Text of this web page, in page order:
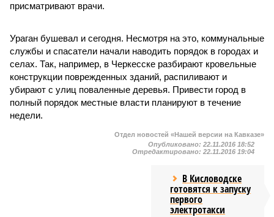
присматривают врачи.
Ураган бушевал и сегодня. Несмотря на это, коммунальные
службы и спасатели начали наводить порядок в городах и
селах. Так, например, в Черкесске разбирают кровельные
конструкции поврежденных зданий, распиливают и
убирают с улиц поваленные деревья. Привести город в
полный порядок местные власти планируют в течение
недели.
Отдел новостей «Нашей версии на Кавказе»
Опубликовано: 22.11.2016 18:52
Отредактировано: 22.11.2016 19:04
В Кисловодске
готовятся к запуску
первого
электротакси